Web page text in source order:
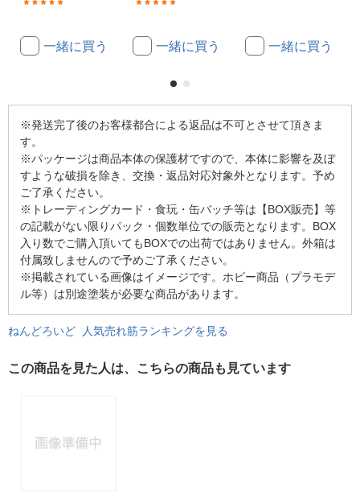
一緒に買う 一緒に買う 一緒に買う
※発送完了後のお客様都合による返品は不可とさせて頂きま
す。
※パッケージは商品本体の保護材ですので、本体に影響を及ぼ
すような破損を除き、交換・返品対応対象外となります。予め
ご了承ください。
※トレーディングカード・食玩・缶バッチ等は【BOX販売】等
の記載がない限りパック・個数単位での販売となります。BOX
入り数でご購入頂いてもBOXでの出荷ではありません。外箱は
付属致しませんので予めご了承ください。
※掲載されている画像はイメージです。ホビー商品（プラモデ
ル等）は別途塗装が必要な商品があります。
ねんどろいど 人気売れ筋ランキングを見る
この商品を見た人は、こちらの商品も見ています